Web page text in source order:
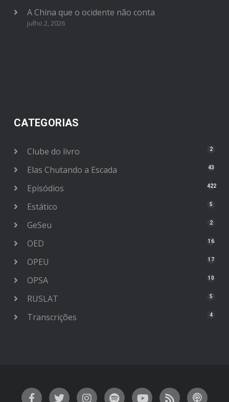
A China que o ocidente não conta
julho 2, 2026
CATEGORIAS
Clube do livro 2
Elas Chutando a Escada 43
Episódios 422
Estático 5
GeSeu 2
OED 16
OPEU 17
OPSA 10
RUSLAT 5
Transcrições 4